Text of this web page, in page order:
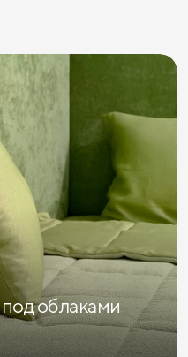
Синие комоды в спальню
Комоды в спальню графит
Голубые комоды в спальню
Ясень
облаками